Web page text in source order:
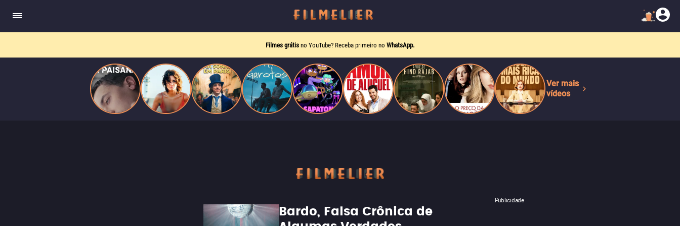
Ver mais
vídeos
Filmes grátis no YouTube? Receba primeiro no WhatsApp.
Publicidade
Bardo, Falsa Crônica de